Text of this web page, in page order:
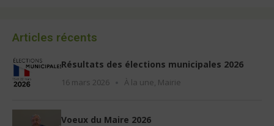
Articles récents
Résultats des élections municipales 2026
16 mars 2026 À la une Mairie
Voeux du Maire 2026